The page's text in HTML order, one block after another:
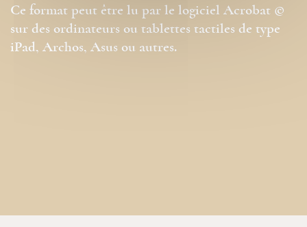
Ce format peut être lu par le logiciel Acrobat ©
sur des ordinateurs ou tablettes tactiles de type
iPad, Archos, Asus ou autres.